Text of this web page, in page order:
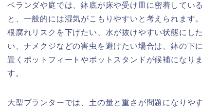
ベランダや庭では、鉢底が床や受け皿に密着している
と、一般的には湿気がこもりやすいと考えられます。
根腐れリスクを下げたい、水が抜けやすい状態にした
い、ナメクジなどの害虫を避けたい場合は、鉢の下に
置くポットフィートやポットスタンドが候補になりま
す。
大型プランターでは、土の量と重さが問題になりやす